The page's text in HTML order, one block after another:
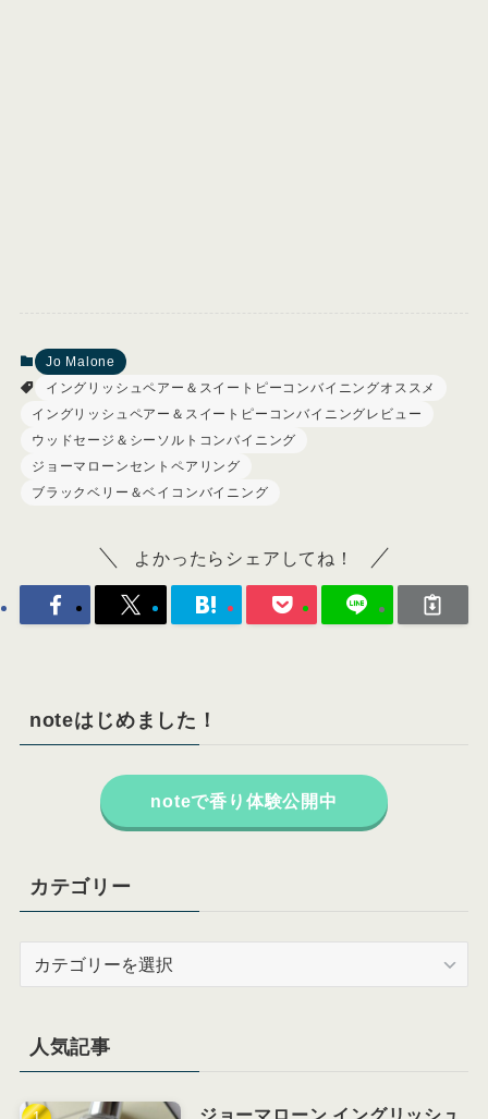
Jo Malone
イングリッシュペアー＆スイートピーコンバイニングオススメ
イングリッシュペアー＆スイートピーコンバイニングレビュー
ウッドセージ＆シーソルトコンバイニング
ジョーマローンセントペアリング
ブラックベリー＆ベイコンバイニング
よかったらシェアしてね！
noteはじめました！
noteで香り体験公開中
カテゴリー
ー
人気記事
ジョーマローン イングリッシュ